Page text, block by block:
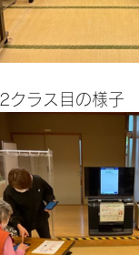
2クラス目の様子